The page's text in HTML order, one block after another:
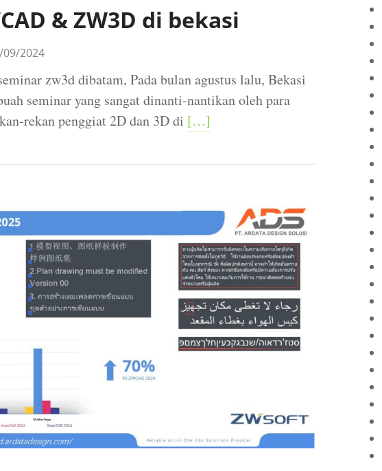
& ZW3D di bekasi
09/2024
zw3d dibatam, Pada bulan agustus lalu, Bekasi
seminar yang sangat dinanti-nantikan oleh para
rekan penggiat 2D dan 3D di […]